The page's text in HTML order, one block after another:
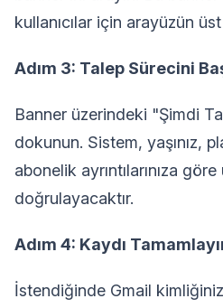
kullanıcılar için arayüzün
Adım 3: Talep Sürecini
Banner üzerindeki "Şimdi
dokunun. Sistem, yaşınız,
abonelik ayrıntılarınıza
doğrulayacaktır.
Adım 4: Kaydı
İstendiğinde Gmail